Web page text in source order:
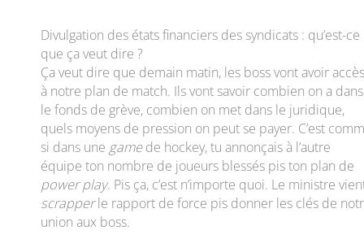
Divulgation des états financiers des syndicats : qu’est-ce
que ça veut dire ?
Ça veut dire que demain matin, les boss vont avoir accès
à notre plan de match. Ils vont savoir combien on a dans
le fonds de grève, combien on met dans le juridique,
quels moyens de pression on peut se payer. C’est
si dans une gamede hockey, tu annonçais à l’autre
équipe ton nombre de joueurs blessés pis ton plan de
power play. Pis ça, c’est n’importe quoi. Le ministre
scrapperle rapport de force pis donner les clés de
union aux boss.